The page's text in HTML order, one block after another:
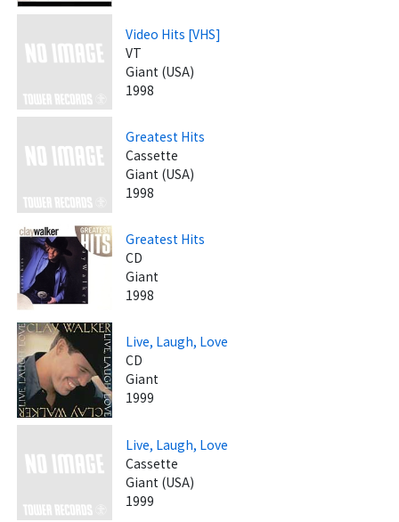
Video Hits [VHS]
VT
Giant (USA)
1998
Greatest Hits
Cassette
Giant (USA)
1998
Greatest Hits
CD
Giant
1998
Live, Laugh, Love
CD
Giant
1999
Live, Laugh, Love
Cassette
Giant (USA)
1999